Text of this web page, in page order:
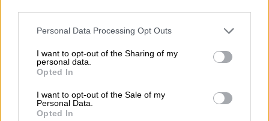
Please note that this website/app uses one or more Google
not limited to your visit or usage behaviour. You may click to
grant or deny consent to Google and its third-party tags to
use your data for below specified purposes in below Google
consent section.
Personal Data Processing Opt Outs
I want to opt-out of the Sharing of my
personal data.
Opted In
I want to opt-out of the Sale of my
Personal Data.
Opted In